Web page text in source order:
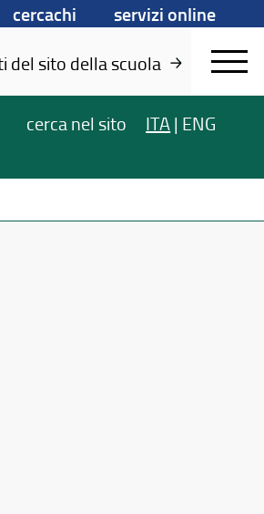
cercachi
servizi online
del sito della scuola
cerca nel sito ITA | ENG